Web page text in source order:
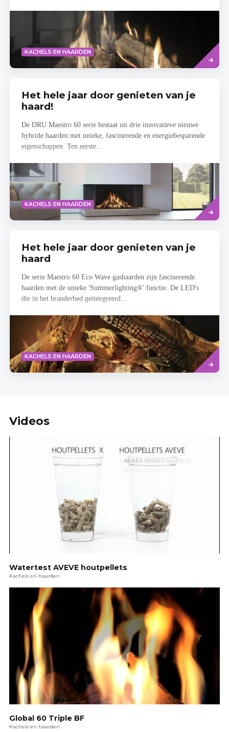
KACHELS EN HAARDEN
meer
Het hele jaar door genieten van je
haard!
De DRU Maestro 60 serie bestaat uit drie innovatieve nieuwe
hybride haarden met unieke, fascinerende en energiebesparende
eigenschappen. Ten eerste...
KACHELS EN HAARDEN
Read
more
Het hele jaar door genieten van je
haard
De serie Maestro 60 Eco Wave gashaarden zijn fascinerende
haarden met de unieke 'Summerlighting®' functie. De LED's
die in het branderbed geïntegreerd...
KACHELS EN HAARDEN
Lees
meer
Videos
Watertest AVEVE houtpellets
Kachels en haarden
Global 60 Triple BF
Kachels en haarden